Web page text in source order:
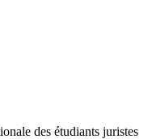
des étudiants juristes